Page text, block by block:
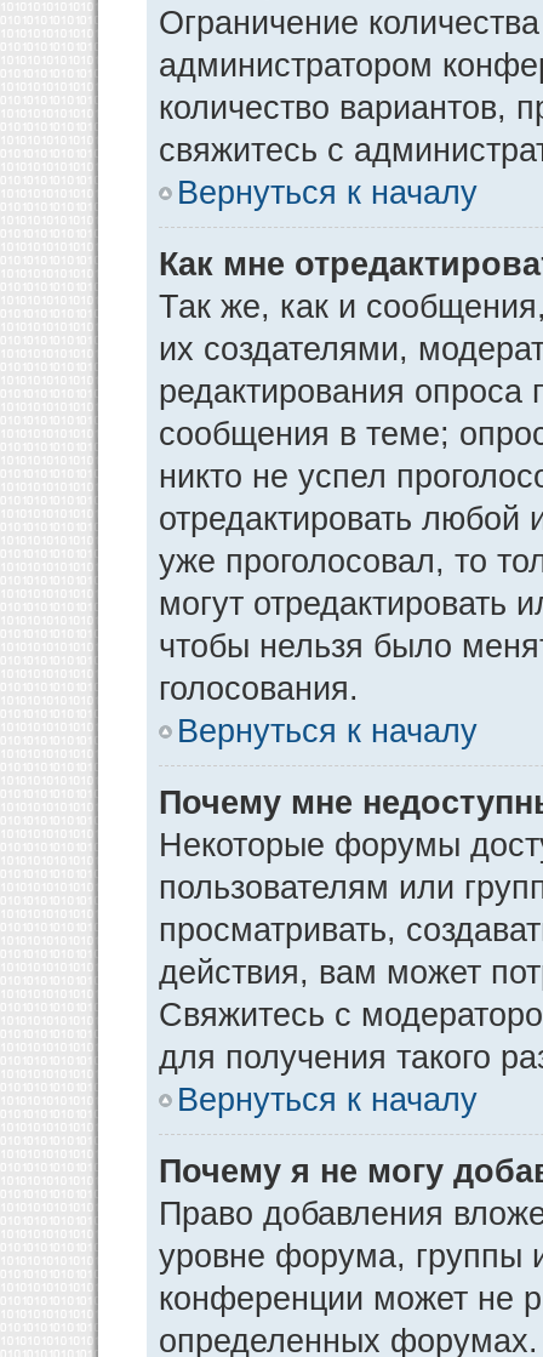
Ограничение
администратором
количество вариантов,
свяжитесь с
Вернуться к началу
Как мне
Так же, как и
их создателями,
редактирования опроса
сообщения в теме;
никто не успел
отредактировать любой
уже проголосовал, то
могут отредактировать
чтобы нельзя было
голосования.
Вернуться к началу
Почему мне
Некоторые форумы
пользователям или
просматривать,
действия, вам может
Свяжитесь с
для получения такого
Вернуться к началу
Почему я не могу
Право добавления
уровне форума, группы
конференции может не
определенных